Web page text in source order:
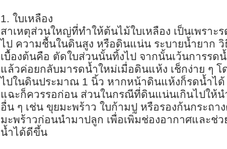
1. ใบเหลือง
สาเหตุส่วนใหญ่ที่ทำให้ต้นไม้ใบเหลือง เป็นเพราะ
ไป ความชื้นในดินสูง หรือดินแน่น ระบายน้ำยาก
เบื้องต้นคือ ตัดใบส่วนนั้นทิ้งไป จากนั้นเว้นการรด
แล้วค่อยกลับมารดน้ำใหม่เมื่อดินแห้ง เช็กง่าย ๆ โ
ไปในดินประมาณ 1 นิ้ว หากหน้าดินแห้งก็รดน้ำไ
แฉะก็ควรรอก่อน ส่วนในกรณีที่ดินแน่นเกินไปให้
อื่น ๆ เช่น ขุยมะพร้าว ใบก้ามปู หรือรองก้นกระถา
มะพร้าวก่อนนำมาปลูก เพื่อเพิ่มช่องอากาศและช่ว
น้ำได้ดีขึ้น